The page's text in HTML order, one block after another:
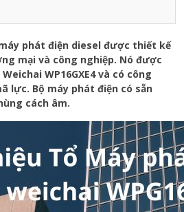
phát điện diesel được thiết kế
mại và công nghiệp. Nó được
WP16GXE4 và có công
lực. Bộ máy phát điện có sẵn
cách âm.